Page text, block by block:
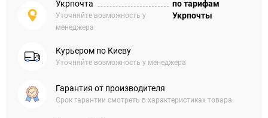
Укрпочта
Уточняйте возможность у
менеджера
по тарифам
Укрпочты
Курьером по Киеву
Уточняйте возможность у менеджера
Гарантия от производителя
Срок гарантии смотреть в характеристиках товара